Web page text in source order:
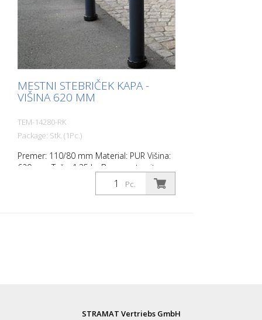
MESTNI STEBRIČEK KAPA -
VIŠINA 620 MM
TEM-14280-RK
Package: Stk. (1Pc.)
Premer: 110/80 mm Material: PUR Višina:
620 mm Teža: 1,35 kg Barva: antracitno
siva 2 odsevna trakova RAC 2 (brez
pritrdilnega materiala) City Bollard je
Pc.
STRAMAT Vertriebs GmbH